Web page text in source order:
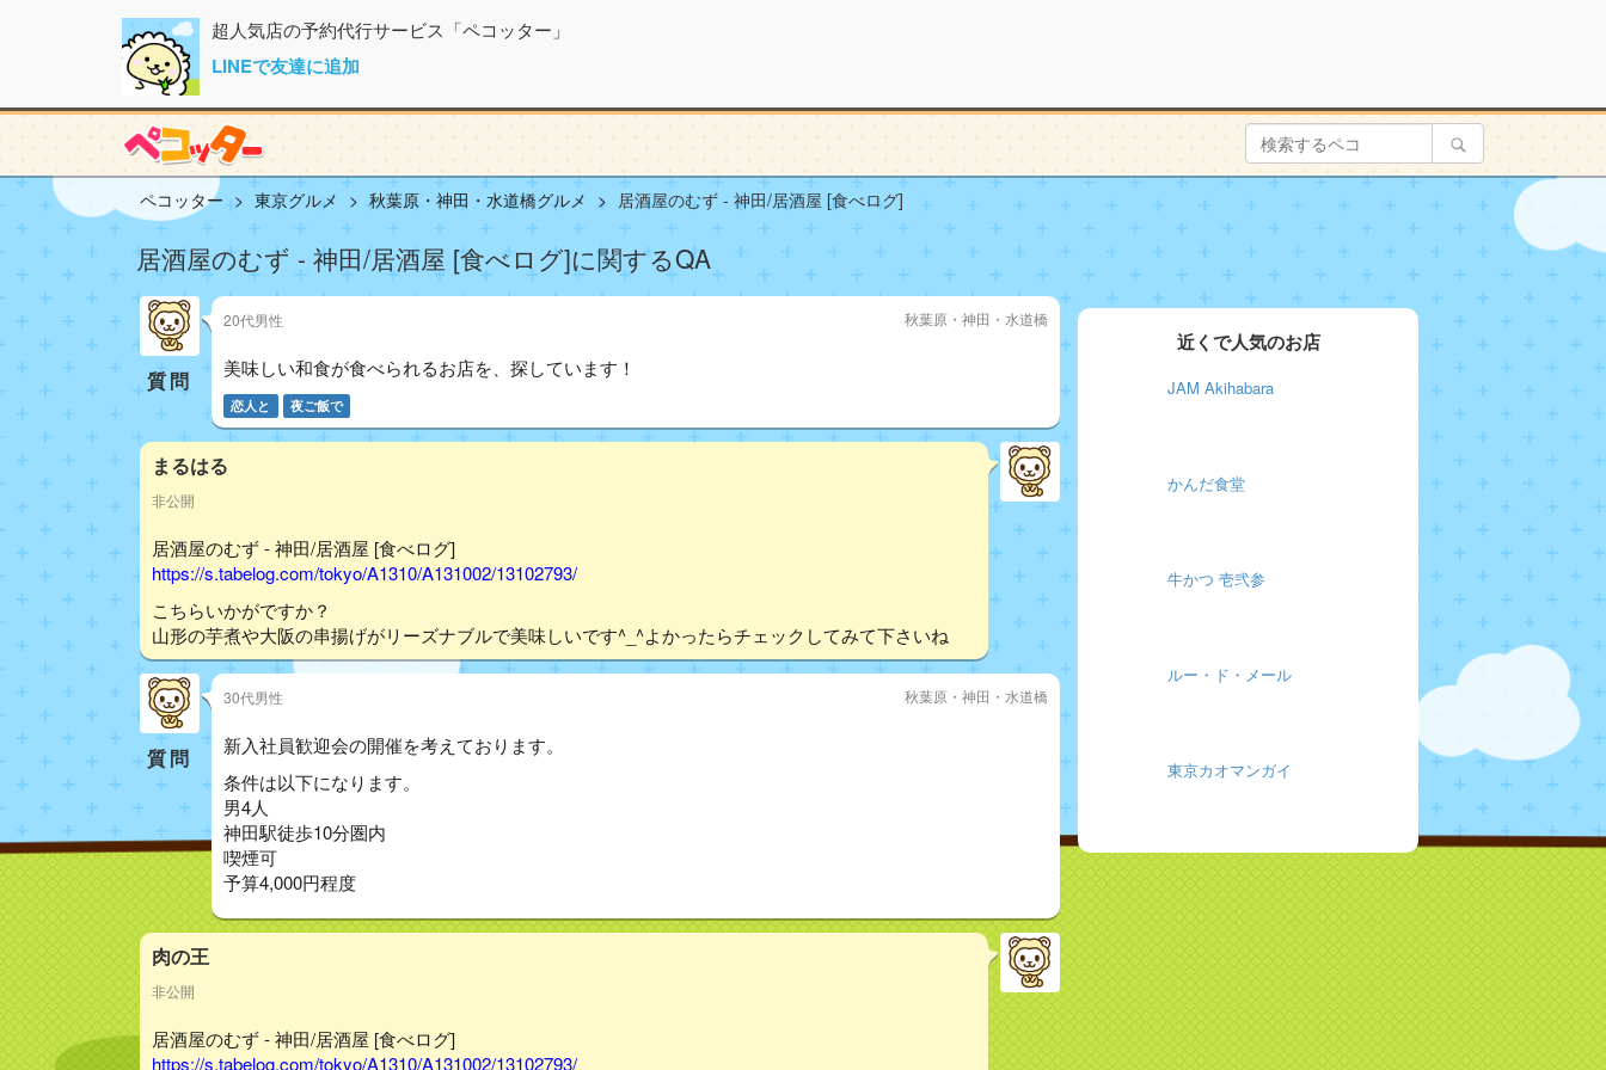
超人気店の予約代行サービス「ペコッター」
LINEで友達に追加
ペコッター 東京グルメ 秋葉原・神田・水道橋グルメ 居酒屋のむず - 神田/居酒屋 [食べログ]
居酒屋のむず - 神田/居酒屋 [食べログ]に関するQA
質問
20代男性 秋葉原・神田・水道橋
美味しい和食が食べられるお店を、探しています！
恋人と 夜ご飯で
まるはる
非公開
居酒屋のむず - 神田/居酒屋 [食べログ]
https://s.tabelog.com/tokyo/A1310/A131002/13102793/
こちらいかがですか？
山形の芋煮や大阪の串揚げがリーズナブルで美味しいです^_^よかったらチェックしてみて下さいね
質問
30代男性 秋葉原・神田・水道橋
新入社員歓迎会の開催を考えております。
条件は以下になります。
男4人
神田駅徒歩10分圏内
喫煙可
予算4,000円程度
肉の王
非公開
居酒屋のむず - 神田/居酒屋 [食べログ]
https://s.tabelog.com/tokyo/A1310/A131002/13102793/
近くで人気のお店
JAM Akihabara
かんだ食堂
牛かつ 壱弐参
ルー・ド・メール
東京カオマンガイ